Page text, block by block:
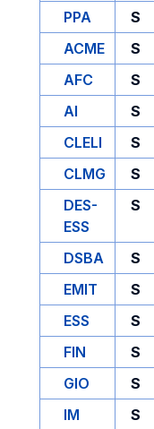
PPA
S
ACME
S
AFC
S
AI
S
CLELI
S
CLMG
S
DES-
ESS
S
DSBA S
EMIT
S
ESS
S
FIN
S
GIO
S
IM
S